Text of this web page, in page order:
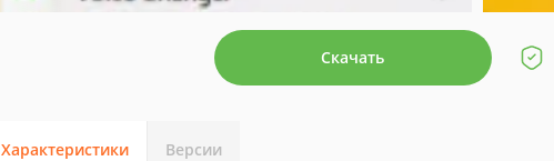
Скачать
Характеристики Версии